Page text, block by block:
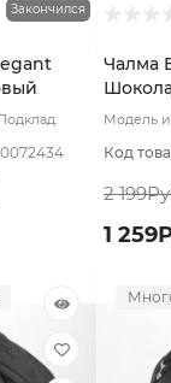
Закончился
Чалма
Модель
Код
2
1